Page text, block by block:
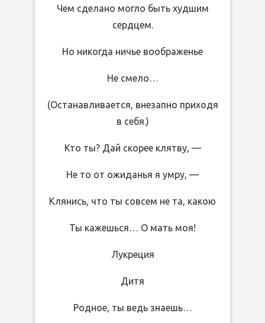
Чем сделано могло быть худшим
сердцем.
Но никогда ничье воображенье
Не смело…
(Останавливается, внезапно приходя
в себя.)
Кто ты? Дай скорее клятву, —
Не то от ожиданья я умру, —
Клянись, что ты совсем не та, какою
Ты кажешься… О мать моя!
Лукреция
Дитя
Родное, ты ведь знаешь…